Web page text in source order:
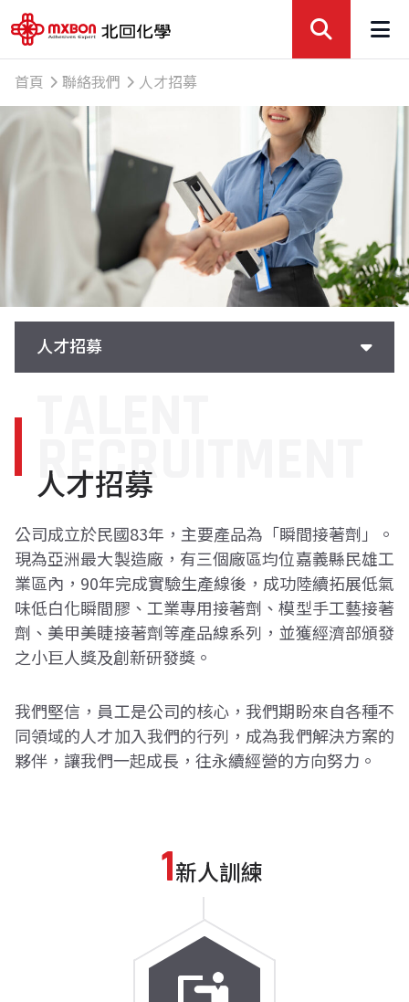
首頁 聯絡我們 人才招募
人才招募
人才招募
人才招募
RECRUITMENT
公司成立於民國83年，主要產品為「瞬間接著劑」。
現為亞洲最大製造廠，有三個廠區均位嘉義縣民雄工
業區內，90年完成實驗生產線後，成功陸續拓展低氣
味低白化瞬間膠、工業專用接著劑、模型手工藝接著
劑、美甲美睫接著劑等產品線系列，並獲經濟部頒發
之小巨人獎及創新研發獎。
我們堅信，員工是公司的核心，我們期盼來自各種不
同領域的人才加入我們的行列，成為我們解決方案的
夥伴，讓我們一起成長，往永續經營的方向努力。
新人訓練